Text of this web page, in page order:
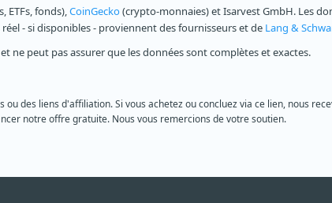
ETFs, fonds),CoinGecko(crypto-monnaies) et Isarvest GmbH. Les
- si disponibles - proviennent des fournisseurs et de Lang &
ne peut pas assurer que les données sont complètes et exactes.
des liens d'affiliation. Si vous achetez ou concluez via ce lien, nous
notre offre gratuite. Nous vous remercions de votre soutien.